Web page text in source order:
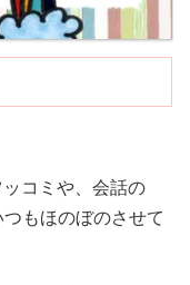
コミや、会話の
もほのぼのさせて